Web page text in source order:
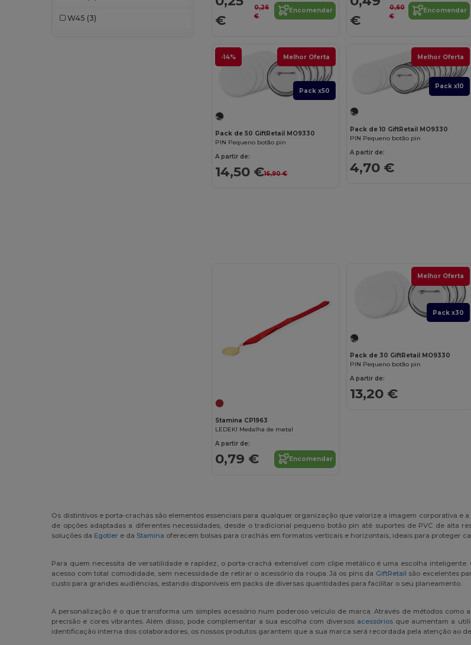
W45 (3)
€
0,26
€
Encomendar
€
0,60
€
Encomendar
-14% Melhor Oferta
Pack x50
Pack de 50 GiftRetail MO9330
PIN Pequeno botão pin
A partir de:
14,50 €16,90 €
Melhor Oferta
Pack x10
Pack de 10 GiftRetail MO9330
PIN Pequeno botão pin
A partir de:
4,70 €
Stamina CP1963
LEDEKI Medalha de metal
A partir de:
0,79 € Encomendar
Melhor Oferta
Pack x30
Pack de 30 GiftRetail MO9330
PIN Pequeno botão pin
A partir de:
13,20 €
Os distintivos e porta-crachás são elementos essenciais para qualquer organização que valorize a imagem corporativa e
de opções adaptadas a diferentes necessidades, desde o tradicional pequeno botão pin até suportes de PVC de alta
soluções da Egotier e da Stamina oferecem bolsas para crachás em formatos verticais e horizontais, ideais para proteger
Para quem necessita de versatilidade e rapidez, o porta-crachá extensível com clipe metálico é uma escolha
acesso com total comodidade, sem necessidade de retirar o acessório da roupa. Já os pins da GiftRetail são excelentes
custo para grandes audiências, estando disponíveis em packs de diversas quantidades para facilitar o seu planeamento.
A personalização é o que transforma um simples acessório num poderoso veículo de marca. Através de métodos como a
precisão e cores vibrantes. Além disso, pode complementar a sua escolha com diversos acessórios que aumentam a
identificação interna dos colaboradores, os nossos produtos garantem que a sua marca será recordada pela atenção ao